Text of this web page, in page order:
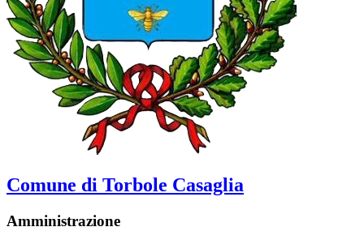
Comune di Torbole Casaglia
Amministrazione